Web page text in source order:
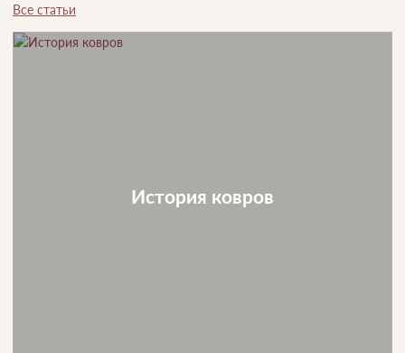
Все статьи
История ковров